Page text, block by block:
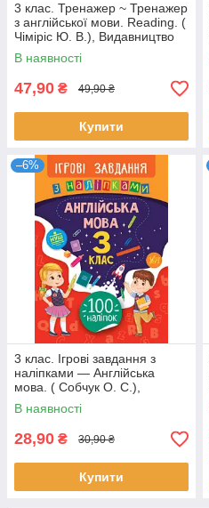
3 клас. Тренажер ~ Тренажер
з англійської мови. Reading. (
Чіміріс Ю. В.), Видавництво
УЛА
В наявності
47,90 ₴ 49,90 ₴
Купити
–6%
3 клас. Ігрові завдання з
наліпками — Англійська
мова. ( Собчук О. С.),
Видавництво УЛА
В наявності
28,90 ₴ 30,90 ₴
Купити